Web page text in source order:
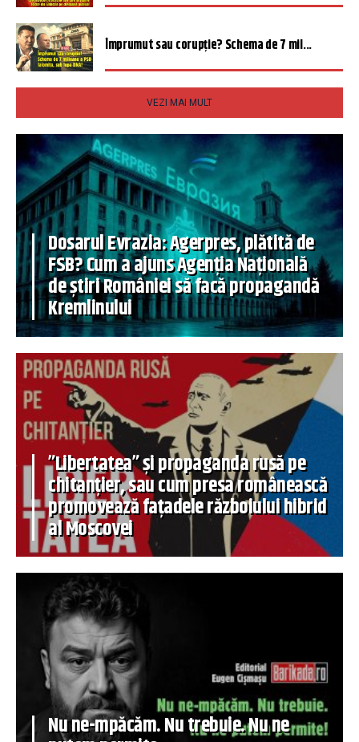
Împrumut sau corupție? Schema de 7 mil...
VEZI MAI MULT
Dosarul Evrazia: Agerpres, plătită de
FSB? Cum a ajuns Agenția Națională
de știri României să facă propagandă
Kremlinului
”Libertatea” și propaganda rusă pe
chitanțier, sau cum presa românească
promovează fațadele războiului hibrid
al Moscovei
Nu ne-mpăcăm. Nu trebuie. Nu ne